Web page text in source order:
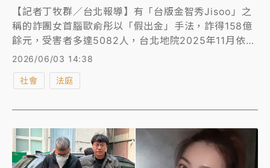
【記者丁牧群／台北報導】有「台版金智秀Jisoo」之
稱的詐團女首腦歐俞彤以「假出金」手法，詐得158億
餘元，受害者多達5082人，台北地院2025年11月依
《詐欺犯罪危害防制條例》等罪判歐俞彤24年徒刑，由
高等法院審理中。幕後金主王景琪今年4月落網遭羈
押，北檢昨(2日)依《詐欺犯罪危害防制條例》等罪起
男1600萬元交保，限制出境出海及住居，配戴電子腳
鐶。
2026/06/03 14:38
社會 法庭